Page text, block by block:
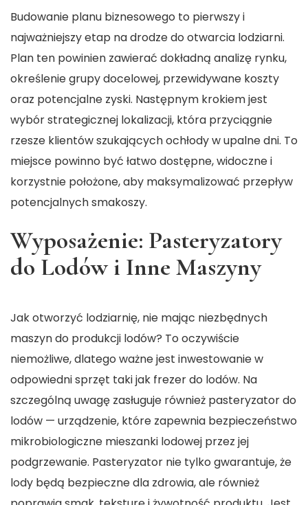
Budowanie planu biznesowego to pierwszy i
najważniejszy etap na drodze do otwarcia lodziarni.
Plan ten powinien zawierać dokładną analizę rynku,
określenie grupy docelowej, przewidywane koszty
oraz potencjalne zyski. Następnym krokiem jest
wybór strategicznej lokalizacji, która przyciągnie
rzesze klientów szukających ochłody w upalne dni. To
miejsce powinno być łatwo dostępne, widoczne i
korzystnie położone, aby maksymalizować przepływ
potencjalnych smakoszy.
Wyposażenie: Pasteryzatory
do Lodów i Inne Maszyny
Jak otworzyć lodziarnię, nie mając niezbędnych
maszyn do produkcji lodów? To oczywiście
niemożliwe, dlatego ważne jest inwestowanie w
odpowiedni sprzęt taki jak frezer do lodów. Na
szczególną uwagę zasługuje również pasteryzator do
lodów — urządzenie, które zapewnia bezpieczeństwo
mikrobiologiczne mieszanki lodowej przez jej
podgrzewanie. Pasteryzator nie tylko gwarantuje, że
lody będą bezpieczne dla zdrowia, ale również